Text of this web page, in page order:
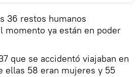
36 restos humanos
momento ya están en poder
que se accidentó viajaban en
ellas 58 eran mujeres y 55